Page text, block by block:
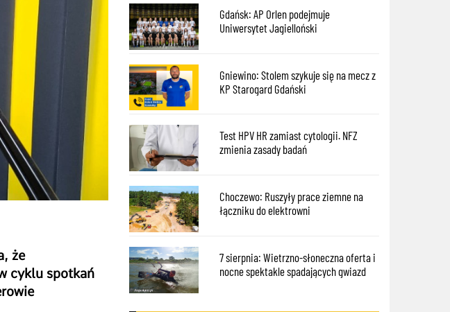
że
cyklu spotkań
Gdańsk: AP Orlen podejmuje
Uniwersytet Jagielloński
Gniewino: Stolem szykuje się na mecz z
KP Starogard Gdański
Test HPV HR zamiast cytologii. NFZ
zmienia zasady badań
Choczewo: Ruszyły prace ziemne na
łączniku do elektrowni
7 sierpnia: Wietrzno-słoneczna oferta i
nocne spektakle spadających gwiazd